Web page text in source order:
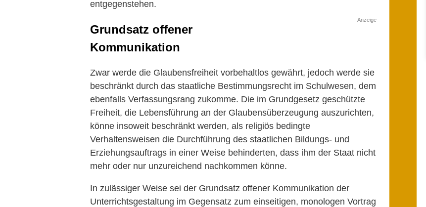
Anzeige
entgegenstehen.
Grundsatz offener
Kommunikation
Zwar werde die Glaubensfreiheit vorbehaltlos gewährt, jedoch werde sie
beschränkt durch das staatliche Bestimmungsrecht im Schulwesen, dem
ebenfalls Verfassungsrang zukomme. Die im Grundgesetz geschützte
Freiheit, die Lebensführung an der Glaubensüberzeugung auszurichten,
könne insoweit beschränkt werden, als religiös bedingte
Verhaltensweisen die Durchführung des staatlichen Bildungs- und
Erziehungsauftrags in einer Weise behinderten, dass ihm der Staat nicht
mehr oder nur unzureichend nachkommen könne.
In zulässiger Weise sei der Grundsatz offener Kommunikation der
Unterrichtsgestaltung im Gegensatz zum einseitigen, monologen Vortrag